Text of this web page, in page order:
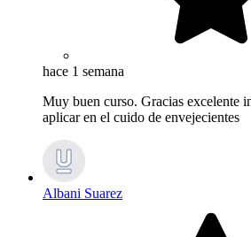
hace 1 semana
Muy buen curso. Gracias excelente
aplicar en el cuido de envejecientes
Albani Suarez